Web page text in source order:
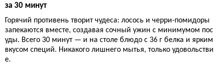
за 30 минут
Горячий противень творит чудеса: лосось и черри-помидоры
запекаются вместе, создавая сочный ужин с минимумом пос
уды. Всего 30 минут — и на столе блюдо с 36 г белка и ярким
вкусом специй. Никакого лишнего мытья, только удовольстви
е.